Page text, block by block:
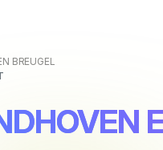
BREUGEL